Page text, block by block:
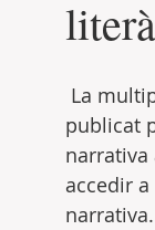
La
publicat
narrativa
accedir
narrativa.